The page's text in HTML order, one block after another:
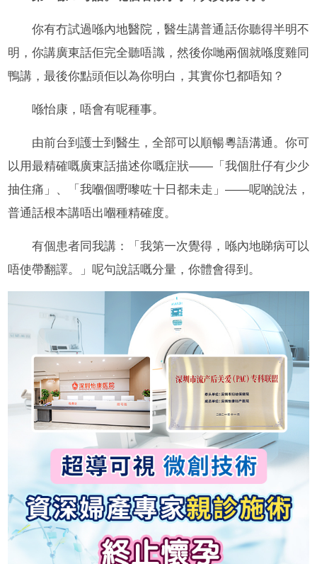
你有冇試過喺內地醫院，醫生講普通話你聽得半明不
明，你講廣東話佢完全聽唔識，然後你哋兩個就喺度雞同
鴨講，最後你點頭佢以為你明白，其實你乜都唔知？
喺怡康，唔會有呢種事。
由前台到護士到醫生，全部可以順暢粵語溝通。你可
以用最精確嘅廣東話描述你嘅症狀——「我個肚仔有少少
抽住痛」、「我嗰個嘢嚟咗十日都未走」——呢啲說法，
普通話根本講唔出嗰種精確度。
有個患者同我講：「我第一次覺得，喺內地睇病可以
唔使帶翻譯。」呢句說話嘅分量，你體會得到。